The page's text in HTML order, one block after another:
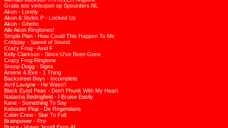
Gratis iets verkopen op Speurders.NL
Akon - Lonely
Akon & Styles P - Locked Up
Akon - Ghetto
Alle Akon Ringtones!
Simple Plan - How Could This Happen To Me
Coldplay - Speed of Sound
Crazy Frog - Axel F
Kelly Clarkson - Since U've Been Gone
Crazy Frog Ringtone
Snoop Dogg - Signs
Amérie & Eve - 1 Thing
Backstreet Boys - Incomplete
Avril Lavigne - He Wasn't
Black Eyed Peas - Don't Phunk With My Heart
Natasha Bedingfield - I Bruise Easily
Kane - Something To Say
Kabouter Plop - De Regendans
Cabin Crew - Star To Fall
Brainpower - Pro